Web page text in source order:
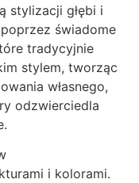
stylizacji głębi i
świadome
tradycyjnie
stylem, tworząc
własnego,
odzwierciedla
i kolorami.